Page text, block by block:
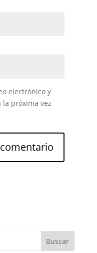
electrónico y
la próxima vez